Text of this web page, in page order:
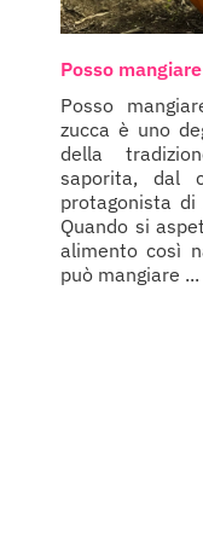
Posso
Posso
zucca è uno
della
saporita, dal
protagonista
Quando si
alimento così
può mangiare ...